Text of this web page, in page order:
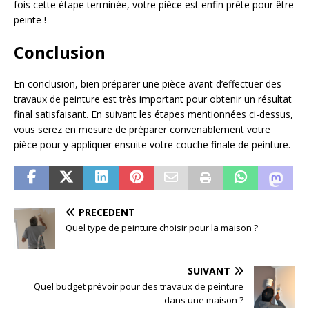
fois cette étape terminée, votre pièce est enfin prête pour être
peinte !
Conclusion
En conclusion, bien préparer une pièce avant d’effectuer des
travaux de peinture est très important pour obtenir un résultat
final satisfaisant. En suivant les étapes mentionnées ci-dessus,
vous serez en mesure de préparer convenablement votre
pièce pour y appliquer ensuite votre couche finale de peinture.
PRÉCÉDENT
Quel type de peinture choisir pour la maison ?
SUIVANT
Quel budget prévoir pour des travaux de peinture
dans une maison ?